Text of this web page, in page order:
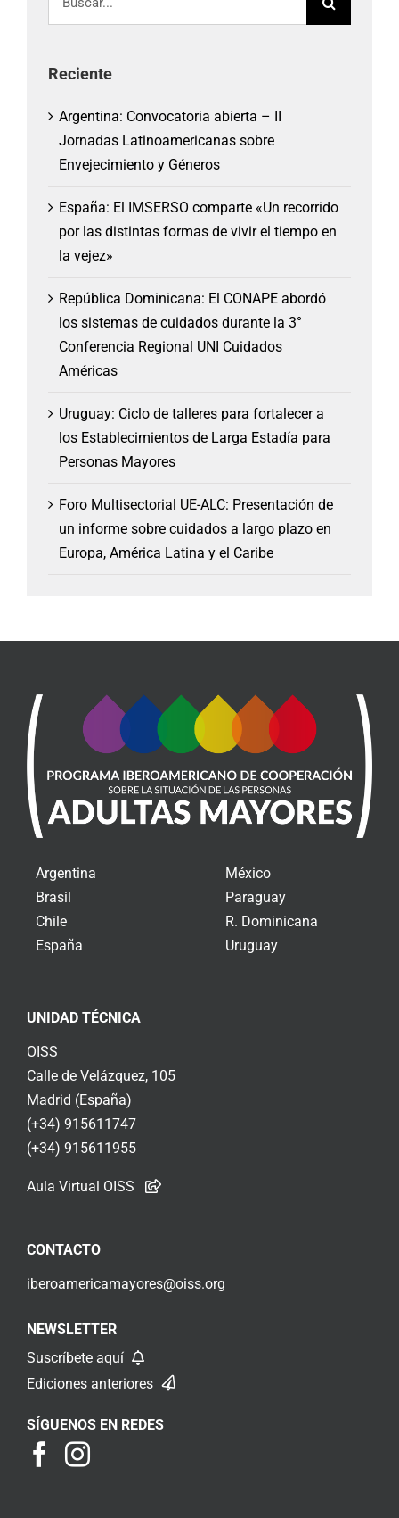
Reciente
Argentina: Convocatoria abierta – II
Jornadas Latinoamericanas sobre
Envejecimiento y Géneros
España: El IMSERSO comparte «Un recorrido
por las distintas formas de vivir el tiempo en
la vejez»
República Dominicana: El CONAPE abordó
los sistemas de cuidados durante la 3°
Conferencia Regional UNI Cuidados
Américas
Uruguay: Ciclo de talleres para fortalecer a
los Establecimientos de Larga Estadía para
Personas Mayores
Foro Multisectorial UE-ALC: Presentación de
un informe sobre cuidados a largo plazo en
Europa, América Latina y el Caribe
Argentina
Brasil
Chile
España
México
Paraguay
R. Dominicana
Uruguay
UNIDAD TÉCNICA
OISS
Calle de Velázquez, 105
Madrid (España)
(+34) 915611747
(+34) 915611955
Aula Virtual OISS
CONTACTO
iberoamericamayores@oiss.org
NEWSLETTER
Suscríbete aquí
Ediciones anteriores
SÍGUENOS EN REDES